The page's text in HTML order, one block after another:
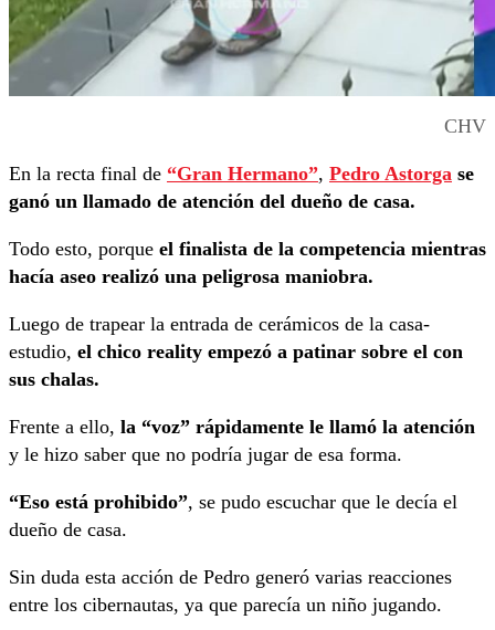
CHV
En la recta final de “Gran Hermano”, Pedro Astorga se
ganó un llamado de atención del dueño de casa.
Todo esto, porque el finalista de la competencia mientras
hacía aseo realizó una peligrosa maniobra. ​​
Luego de trapear la entrada de cerámicos de la casa-
estudio, el chico reality empezó a patinar sobre el con
sus chalas.
Frente a ello, la “voz” rápidamente le llamó la atención
y le hizo saber que no podría jugar de esa forma.
“Eso está prohibido”, se pudo escuchar que le decía el
dueño de casa.
Sin duda esta acción de Pedro generó varias reacciones
entre los cibernautas, ya que parecía un niño jugando.